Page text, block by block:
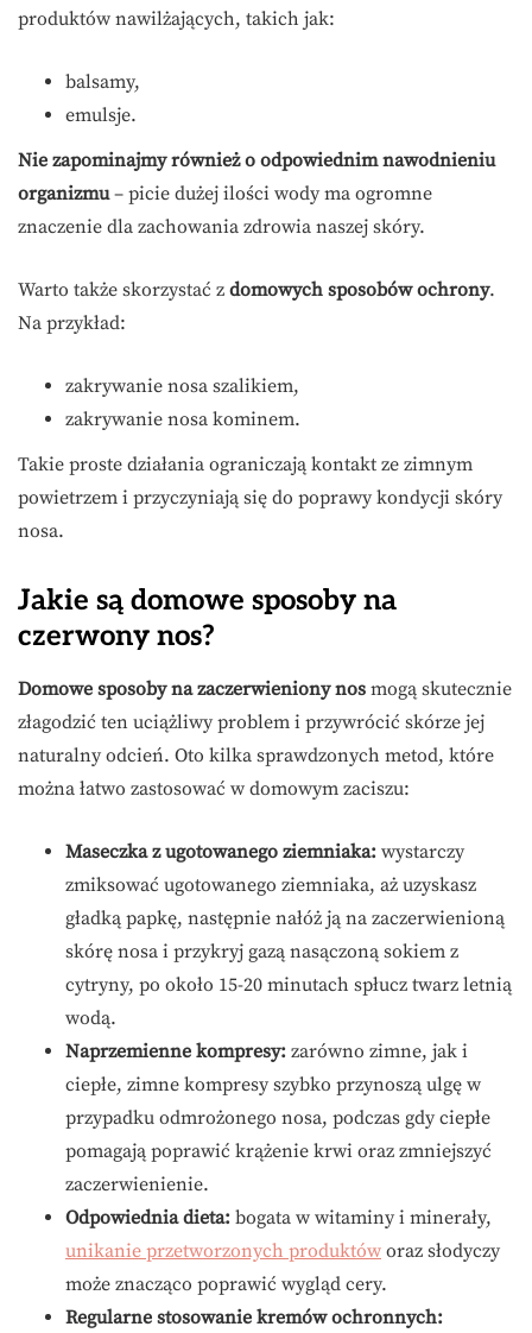
produktów nawilżających, takich jak:
balsamy,
emulsje.
Nie zapominajmy również o odpowiednim nawodnieniu
organizmu– picie dużej ilości wody ma ogromne
znaczenie dla zachowania zdrowia naszej skóry.
Warto także skorzystać z domowych sposobów ochrony.
Na przykład:
zakrywanie nosa szalikiem,
zakrywanie nosa kominem.
Takie proste działania ograniczają kontakt ze zimnym
powietrzem i przyczyniają się do poprawy kondycji skóry
nosa.
Jakie są domowe sposoby na
czerwony nos?
Domowe sposoby na zaczerwieniony nos mogą skutecznie
złagodzić ten uciążliwy problem i przywrócić skórze jej
naturalny odcień. Oto kilka sprawdzonych metod, które
można łatwo zastosować w domowym zaciszu:
Maseczka z ugotowanego ziemniaka: wystarczy
zmiksować ugotowanego ziemniaka, aż uzyskasz
gładką papkę, następnie nałóż ją na zaczerwienioną
skórę nosa i przykryj gazą nasączoną sokiem z
cytryny, po około 15-20 minutach spłucz twarz letnią
wodą.
Naprzemienne kompresy: zarówno zimne, jak i
ciepłe, zimne kompresy szybko przynoszą ulgę w
przypadku odmrożonego nosa, podczas gdy ciepłe
pomagają poprawić krążenie krwi oraz zmniejszyć
zaczerwienienie.
Odpowiednia dieta: bogata w witaminy i minerały,
unikanie przetworzonych produktów oraz słodyczy
może znacząco poprawić wygląd cery.
Regularne stosowanie kremów ochronnych: